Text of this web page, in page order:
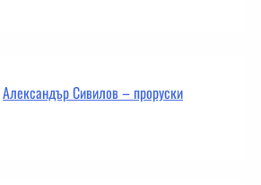
Александър Сивилов – проруски